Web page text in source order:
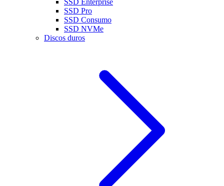
SSD Enterprise
SSD Pro
SSD Consumo
SSD NVMe
Discos duros